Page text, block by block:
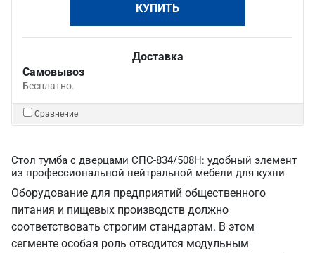
КУПИТЬ
Доставка
Самовывоз
Бесплатно.
Сравнение
Стол тумба с дверцами СПС-834/508Н: удобный элемент
из профессиональной нейтральной мебели для кухни
Оборудование для предприятий общественного
питания и пищевых производств должно
соответствовать строгим стандартам. В этом
сегменте особая роль отводится модульным